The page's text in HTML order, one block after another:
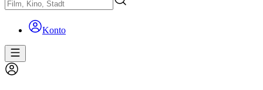
Konto